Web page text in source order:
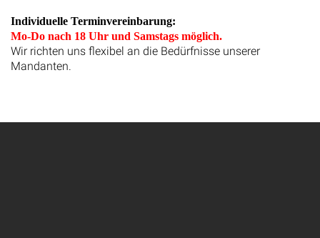
Individuelle Terminvereinbarung:
Mo-Do nach 18 Uhr und Samstags möglich.
Wir richten uns flexibel an die Bedürfnisse unserer
Mandanten.